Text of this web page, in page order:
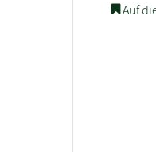
Auf